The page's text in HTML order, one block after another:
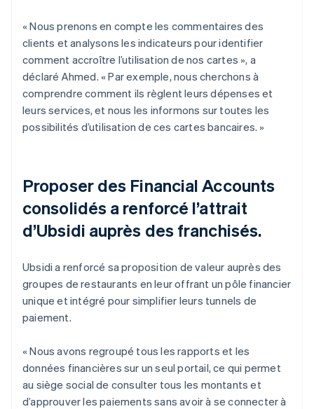
« Nous prenons en compte les commentaires des
clients et analysons les indicateurs pour identifier
comment accroître l’utilisation de nos cartes », a
déclaré Ahmed. « Par exemple, nous cherchons à
comprendre comment ils règlent leurs dépenses et
leurs services, et nous les informons sur toutes les
possibilités d’utilisation de ces cartes bancaires. »
Proposer des Financial Accounts
consolidés a renforcé l’attrait
d’Ubsidi auprès des franchisés.
Ubsidi a renforcé sa proposition de valeur auprès des
groupes de restaurants en leur offrant un pôle financier
unique et intégré pour simplifier leurs tunnels de
paiement.
« Nous avons regroupé tous les rapports et les
données financières sur un seul portail, ce qui permet
au siège social de consulter tous les montants et
d’approuver les paiements sans avoir à se connecter à